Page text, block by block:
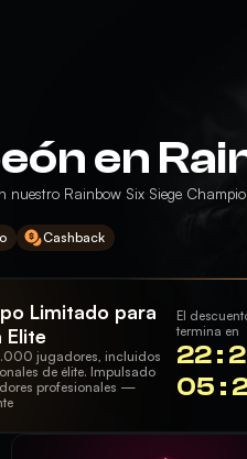
en
nuestro Rainbow Six Siege
Cashback
Limitado para
Elite
jugadores, incluidos
de élite. Impulsado
profesionales —
El
termina en
22 :
05 :